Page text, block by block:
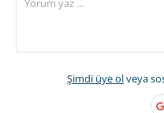
Şimdi üye olveya